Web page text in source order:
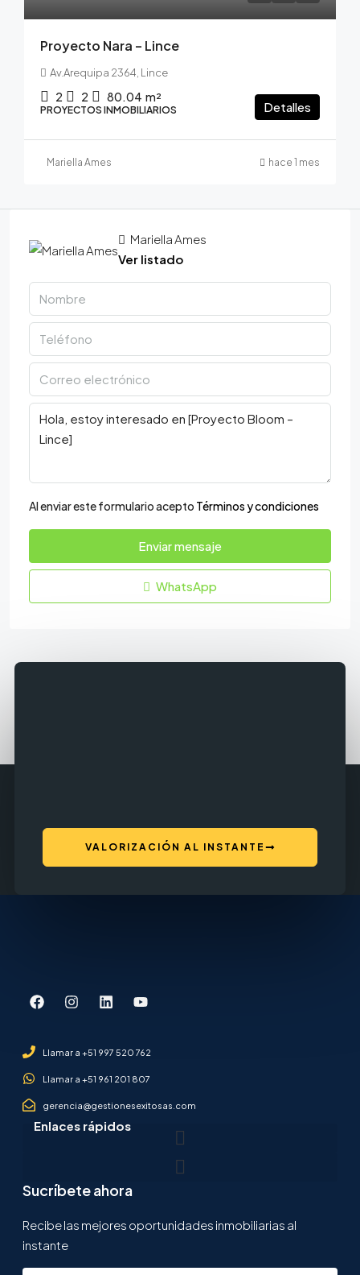
Proyecto Nara – Lince
Av.Arequipa 2364, Lince
2 2 80.04 m²
PROYECTOS INMOBILIARIOS Detalles
Mariella Ames hace 1 mes
Mariella Ames
Ver listado
Al enviar este formulario acepto Términos y condiciones
Enviar mensaje
WhatsApp
VALORIZACIÓN AL INSTANTE
Llamar a +51 997 520 762
Llamar a +51 961 201 807
gerencia@gestionesexitosas.com
Enlaces rápidos
Sucríbete ahora
Recibe las mejores oportunidades inmobiliarias al
instante